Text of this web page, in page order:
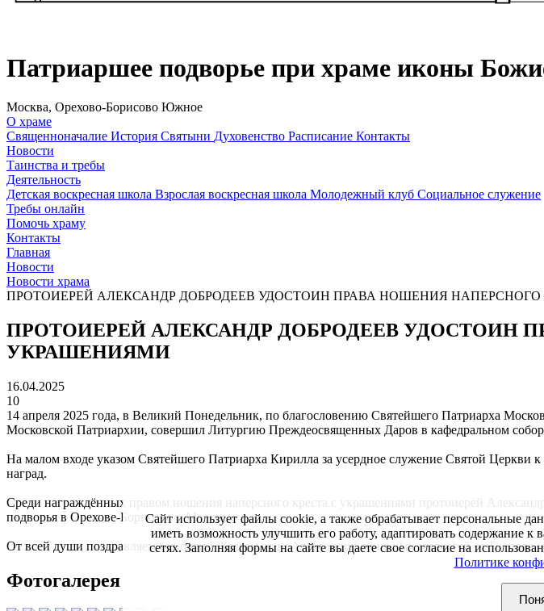
Патриаршее подворье при храме иконы
Москва, Орехово-Борисово Южное
О храме
Священноначалие История Святыни Духовенство Расписание Контакты
Новости
Таинства и требы
Деятельность
Детская воскресная школа Взрослая воскресная школа Молодежный клуб Социальное служение
Требы онлайн
Помочь храму
Контакты
Главная
Новости
Новости храма
ПРОТОИЕРЕЙ АЛЕКСАНДР ДОБРОДЕЕВ УДОСТОИН ПРАВА НОШЕНИЯ
ПРОТОИЕРЕЙ АЛЕКСАНДР ДОБРОДЕЕВ УДОСТОИН
УКРАШЕНИЯМИ
16.04.2025
10
14 апреля 2025 года, в Великий Понедельник, по благословению Святейшего Патриарха
Московской Патриархии, совершил Литургию Преждеосвященных Даров в кафедральном
На малом входе указом Святейшего Патриарха Кирилла за усердное служение Святой
наград.
Среди награждённых правом ношения наперсного креста с украшениями протоиерей
подворья в Орехове-Борисове г. Москвы.
От всей души поздравляем батюшку! Желаем отцу Александру обильных милостей от Господа и
Фотогалерея
Сайт использует файлы cookie, а также обрабатывает персональные
иметь возможность улучшить его работу, адаптировать содержание
сетях. Заполняя формы на сайте вы даете свое согласие на
Политике